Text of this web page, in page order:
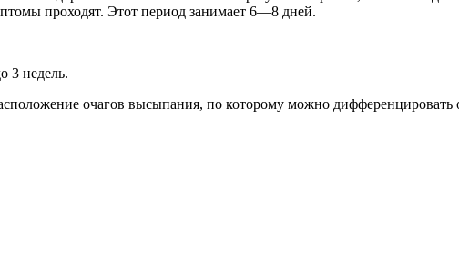
проходят. Этот период занимает 6—8 дней.
3 недель.
очагов высыпания, по которому можно